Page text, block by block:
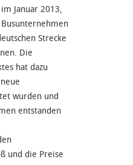
Januar 2013,
Strecke
Die
hat dazu
wurden und
entstanden
und die Preise